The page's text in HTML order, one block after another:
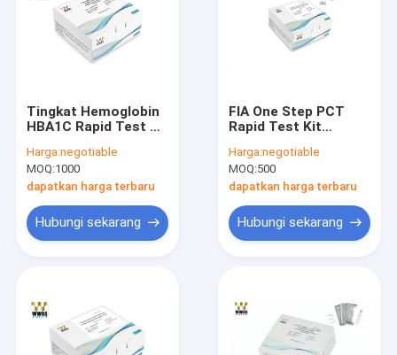
Tingkat Hemoglobin
HBA1C Rapid Test Kit
Immunoassay 25T
Harga:negotiable
MOQ:1000
dapatkan harga terbaru
Hubungi sekarang
FIA One Step PCT
Rapid Test Kit
Procalcitonin Rapid
Quantitative Test
Harga:negotiable
MOQ:500
dapatkan harga terbaru
Hubungi sekarang